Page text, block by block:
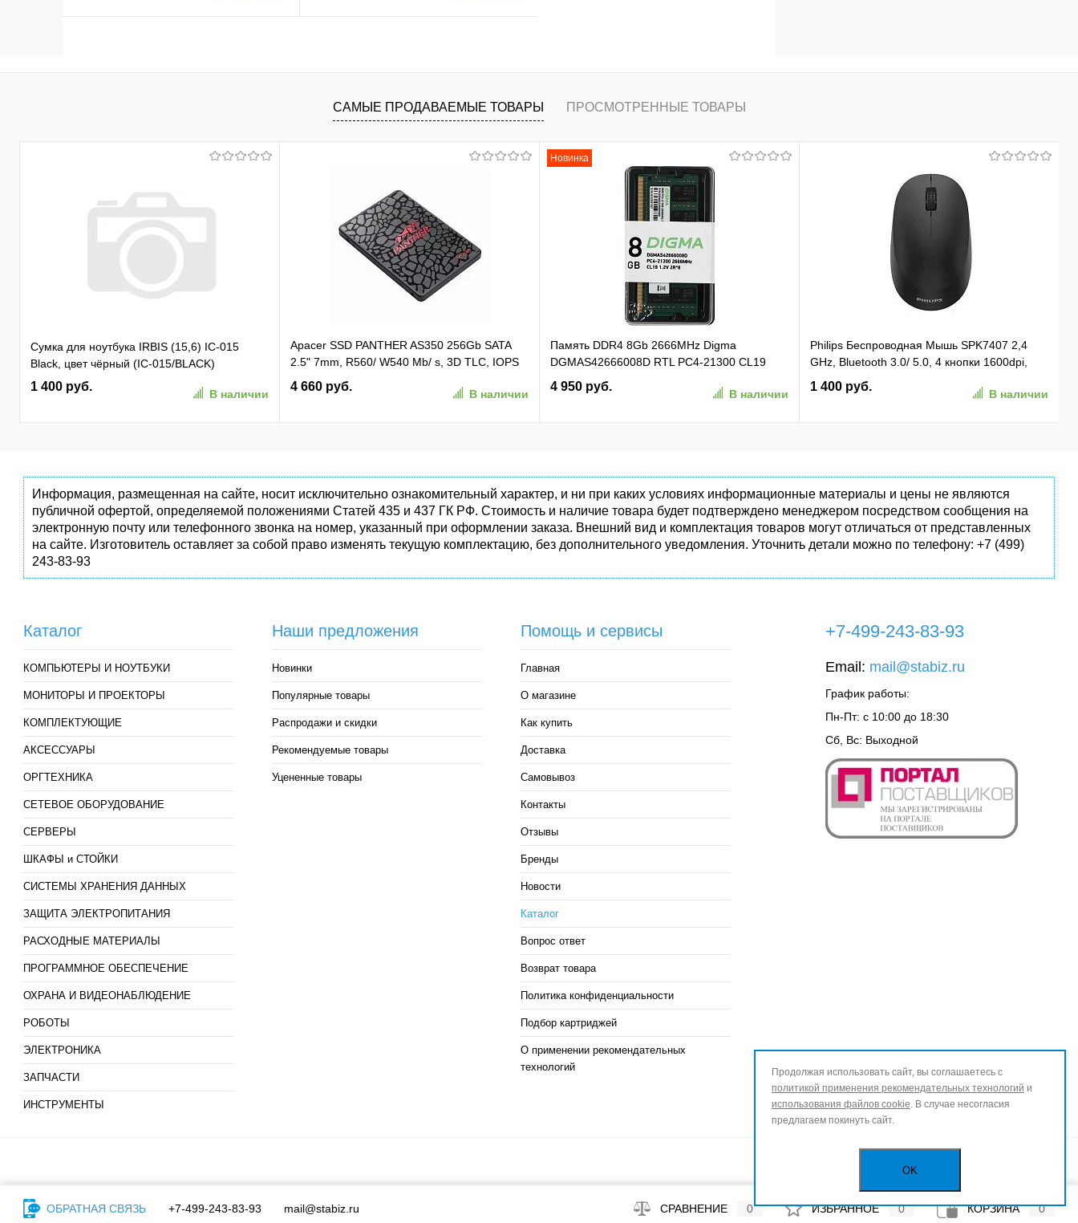
В избранное К сравнению
САМЫЕ ПРОДАВАЕМЫЕ ТОВАРЫ ПРОСМОТРЕННЫЕ ТОВАРЫ
Сумка для ноутбука IRBIS (15,6) IC-015
Black, цвет чёрный (IC-015/BLACK)
1 400 руб.
В наличии
Apacer SSD PANTHER AS350 256Gb SATA
2.5" 7mm, R560/ W540 Mb/ s, 3D TLC, IOPS
81K/ 74K, MTBF 1,5M, 180TBW,
(AP256GAS350-1)
4 660 руб.
В наличии
Новинка
Память DDR4 8Gb 2666MHz Digma
DGMAS42666008D RTL PC4-21300 CL19
SO-DIMM 260-pin 1.2В dual rank Ret
4 950 руб.
В наличии
Philips Беспроводная Мышь SPK7407 2,4
GHz, Bluetooth 3.0/ 5.0, 4 кнопки 1600dpi,
бесшумная Чёрный (SPK7407B/ 01)
(SPK7407B/01)
1 400 руб.
В наличии
Информация, размещенная на сайте, носит исключительно ознакомительный характер, и ни при каких условиях информационные материалы и цены не являются
публичной офертой, определяемой положениями Статей 435 и 437 ГК РФ. Стоимость и наличие товара будет подтверждено менеджером посредством сообщения на
электронную почту или телефонного звонка на номер, указанный при оформлении заказа. Внешний вид и комплектация товаров могут отличаться от представленных
на сайте. Изготовитель оставляет за собой право изменять текущую комплектацию, без дополнительного уведомления. Уточнить детали можно по телефону: +7 (499)
243-83-93
Каталог
КОМПЬЮТЕРЫ И НОУТБУКИ
МОНИТОРЫ И ПРОЕКТОРЫ
КОМПЛЕКТУЮЩИЕ
АКСЕССУАРЫ
ОРГТЕХНИКА
СЕТЕВОЕ ОБОРУДОВАНИЕ
СЕРВЕРЫ
ШКАФЫ и СТОЙКИ
СИСТЕМЫ ХРАНЕНИЯ ДАННЫХ
ЗАЩИТА ЭЛЕКТРОПИТАНИЯ
РАСХОДНЫЕ МАТЕРИАЛЫ
ПРОГРАММНОЕ ОБЕСПЕЧЕНИЕ
ОХРАНА И ВИДЕОНАБЛЮДЕНИЕ
РОБОТЫ
ЭЛЕКТРОНИКА
ЗАПЧАСТИ
ИНСТРУМЕНТЫ
Наши предложения
Новинки
Популярные товары
Распродажи и скидки
Рекомендуемые товары
Уцененные товары
Помощь и сервисы
Главная
О магазине
Как купить
Доставка
Самовывоз
Контакты
Отзывы
Бренды
Новости
Каталог
Вопрос ответ
Возврат товара
Политика конфиденциальности
Подбор картриджей
О применении рекомендательных
технологий
+7-499-243-83-93
Email: mail@stabiz.ru
График работы:
Пн-Пт: с 10:00 до 18:30
Сб, Вс: Выходной
ОБРАТНАЯ СВЯЗЬ +7-499-243-83-93 mail@stabiz.ru СРАВНЕНИЕ 0 ИЗБРАННОЕ 0 КОРЗИНА 0
Продолжая использовать сайт, вы соглашаетесь с
политикой применения рекомендательных технологий и
использования файлов cookie. В случае несогласия
предлагаем покинуть сайт.
OK